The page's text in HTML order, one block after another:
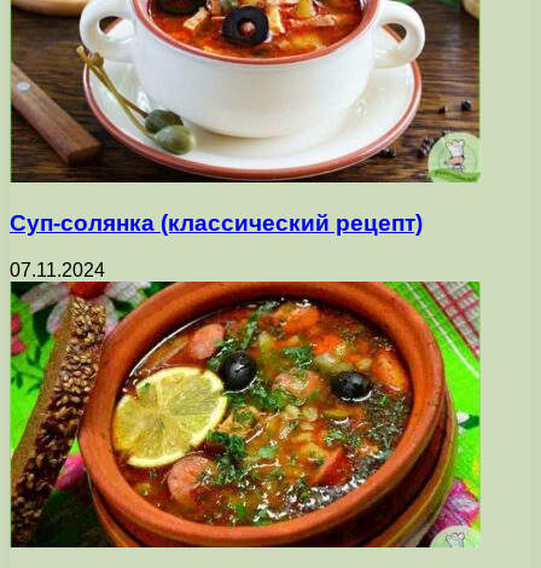
Суп-солянка (классический рецепт)
07.11.2024